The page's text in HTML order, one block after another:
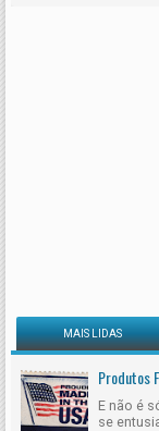
MAIS LIDAS
Produtos
E não é
se